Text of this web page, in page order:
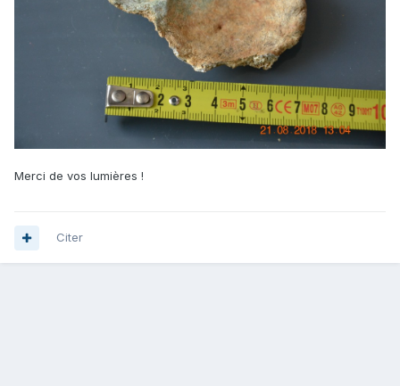
Merci de vos lumières !
Citer